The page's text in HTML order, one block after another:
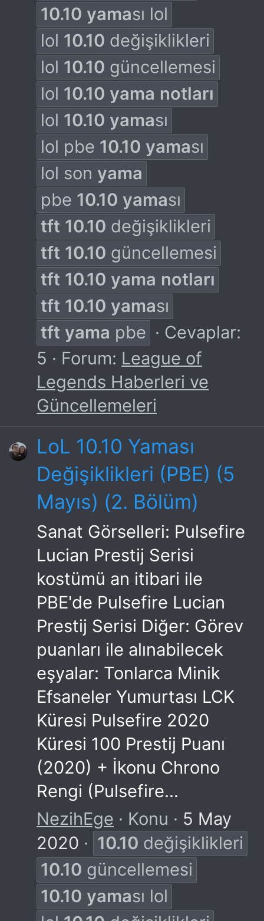
10.10 yaması lol
lol 10.10 değişiklikleri
lol 10.10 güncellemesi
lol 10.10 yama notları
lol 10.10 yaması
lol pbe 10.10 yaması
lol son yama
pbe 10.10 yaması
tft 10.10 değişiklikleri
tft 10.10 güncellemesi
tft 10.10 yama notları
tft 10.10 yaması
tft yama pbe
Cevaplar:
5
Forum: League of
Legends Haberleri ve
Güncellemeleri
LoL 10.10 Yaması
Değişiklikleri (PBE) (5
Mayıs) (2. Bölüm)
Sanat Görselleri: Pulsefire
Lucian Prestij Serisi
kostümü an itibari ile
PBE'de Pulsefire Lucian
Prestij Serisi Diğer: Görev
puanları ile alınabilecek
eşyalar: Tonlarca Minik
Efsaneler Yumurtası LCK
Küresi Pulsefire 2020
Küresi 100 Prestij Puanı
(2020) + İkonu Chrono
Rengi (Pulsefire...
NezihEge
Konu
5 May
2020
10.10 değişiklikleri
10.10 güncellemesi
10.10 yaması lol